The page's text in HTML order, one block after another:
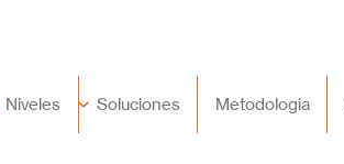
Niveles Soluciones Metodologia